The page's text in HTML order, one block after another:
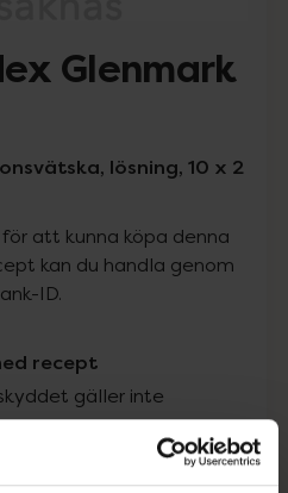
Glenmark
lösning, 10 x 2
att kunna köpa denna
kan du handla genom
ID.
recept
gäller inte
kr